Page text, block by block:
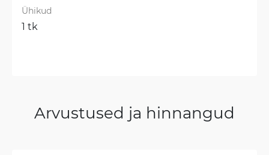
Ühikud
1 tk
Arvustused ja hinnangud